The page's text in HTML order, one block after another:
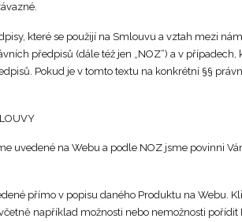
které se použijí na Smlouvu a vztah mezi
předpisů (dále též jen „NOZ“) a v případech,
Pokud je v tomto textu na konkrétní §§
uvedené na Webu a podle NOZ jsme povinni
přímo v popisu daného Produktu na Webu.
například možnosti nebo nemožnosti